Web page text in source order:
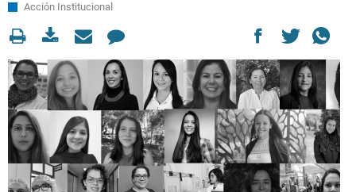
Acción Institucional